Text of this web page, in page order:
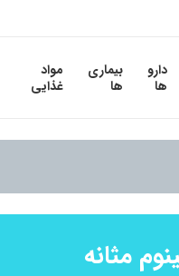
دارو
ها
بیماری
ها
مواد
غذایی
مثانه